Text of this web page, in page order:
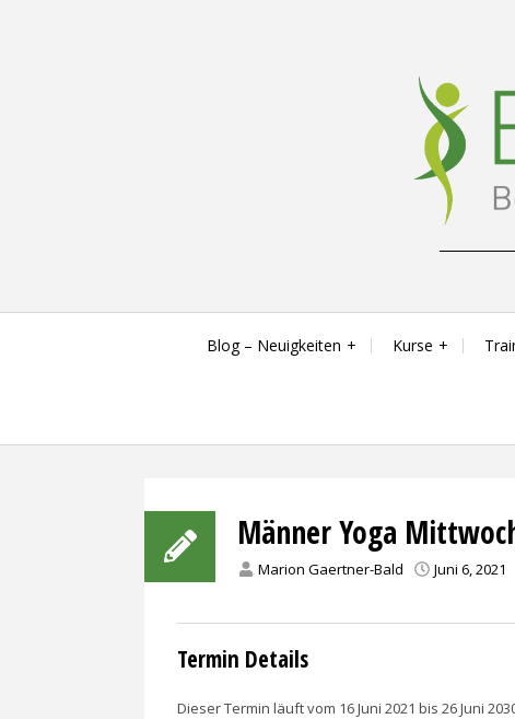
Blog – Neuigkeiten Kurse
Männer Yoga
Marion Gaertner-Bald Juni 6, 2021
Termin Details
Dieser Termin läuft vom 16 Juni 2021 bis 26 Juni